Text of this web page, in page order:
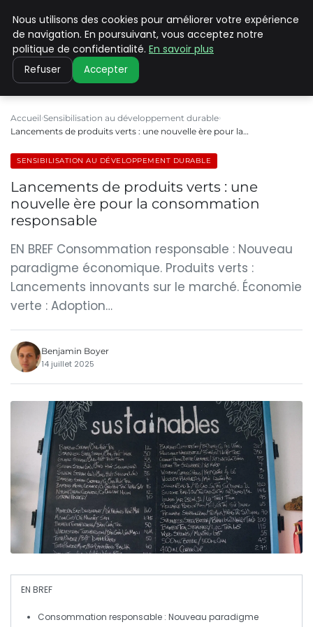
CLIMATE C ADVANCED
Accueil Sensibilisation au développement durable
Lancements de produits verts : une nouvelle ère pour la…
SENSIBILISATION AU DÉVELOPPEMENT DURABLE
Lancements de produits verts : une
nouvelle ère pour la consommation
responsable
EN BREF Consommation responsable : Nouveau
paradigme économique. Produits verts :
Lancements innovants sur le marché. Économie
verte : Adoption…
Benjamin Boyer
14 juillet 2025
EN BREF
Consommation responsable : Nouveau paradigme
Nous utilisons des cookies pour améliorer votre expérience
de navigation. En poursuivant, vous acceptez notre
politique de confidentialité. En savoir plus
Refuser Accepter